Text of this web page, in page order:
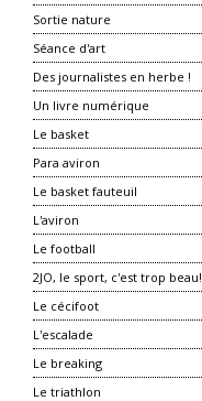
Sortie nature
Séance d'art
Des journalistes en herbe !
Un livre numérique
Le basket
Para aviron
Le basket fauteuil
L'aviron
Le football
2JO, le sport, c'est trop beau!
Le cécifoot
L'escalade
Le breaking
Le triathlon